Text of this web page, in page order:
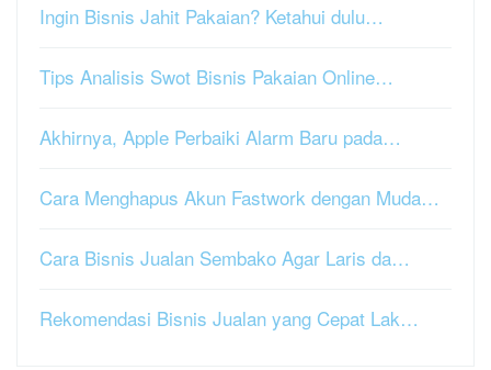
Ingin Bisnis Jahit Pakaian? Ketahui dulu…
Tips Analisis Swot Bisnis Pakaian Online…
Akhirnya, Apple Perbaiki Alarm Baru pada…
Cara Menghapus Akun Fastwork dengan Muda…
Cara Bisnis Jualan Sembako Agar Laris da…
Rekomendasi Bisnis Jualan yang Cepat Lak…